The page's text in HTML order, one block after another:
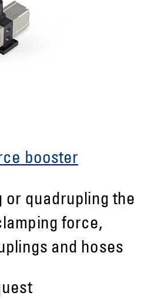
booster
or quadrupling the
force,
and hoses